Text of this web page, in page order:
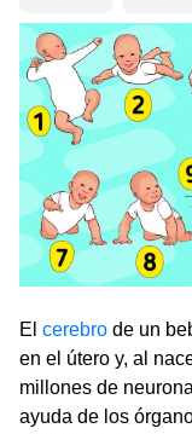
El cerebro de un
en el útero y, al
millones de
ayuda de los